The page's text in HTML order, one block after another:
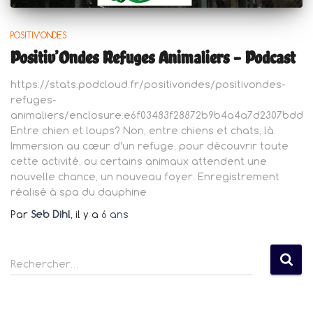
POSITIV'ONDES
Positiv’Ondes Refuges Animaliers – Podcast
https://stats.podcloud.fr/positivondes/positivondes-
refuges-
animaliers/
Entre chien et loups? Non, entre chiens et chats, là.
Immersion au cœur d’un refuge, pour découvrir toute
cette activité, ou certains animaux attendent une
nouvelle chance, un nouveau foyer. Enregistrement
réalisé à spa du dauphine
Par Seb Dihl, il y a 6 ans
R
e
Rechercher…